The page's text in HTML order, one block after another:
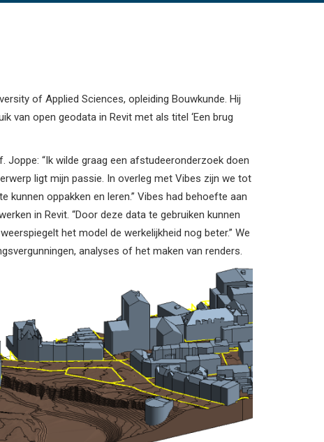
of Applied Sciences, opleiding Bouwkunde. Hij
van open geodata in Revit met als titel ‘Een brug
“Ik wilde graag een afstudeeronderzoek doen
ligt mijn passie. In overleg met Vibes zijn we tot
oppakken en leren.” Vibes had behoefte aan
in Revit. “Door deze data te gebruiken kunnen
het model de werkelijkheid nog beter.” We
analyses of het maken van renders.